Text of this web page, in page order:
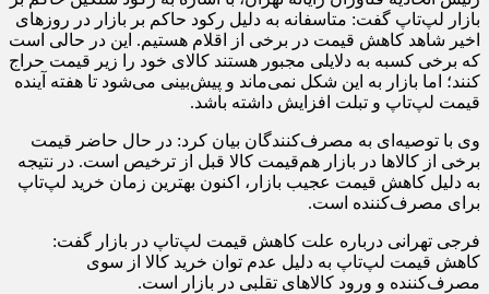
بازار لپ‌تاپ گفت: متاسفانه به دلیل رکود حاکم بر بازار در روزهای
اخیر شاهد کاهش قیمت در برخی از اقلام هستیم. این در حالی است
که برخی کسبه به دلایلی مجبور هستند کالای خود را زیر قیمت حراج
کنند؛ اما بازار به این شکل نمی‌ماند و پیش‌بینی می‌شود تا هفته آینده
قیمت لپ‌تاپ و تبلت افزایش داشته باشد.
وی با توصیه‌ای به مصرف‌کنندگان بیان کرد: در حال حاضر قیمت
برخی از کالاها در بازار هم‌قیمت کالا قبل از ترخیص است. در نتیجه
به دلیل کاهش قیمت عجیب بازار، اکنون بهترین زمان خرید لپ‌تاپ
برای مصرف‌کننده است.
فرجی تهرانی درباره علت کاهش قیمت لپ‌تاپ در بازار گفت:
کاهش قیمت لپ‌تاپ به دلیل عدم توان خرید کالا از سوی
مصرف‌کننده و ورود کالاهای تقلبی در بازار است.